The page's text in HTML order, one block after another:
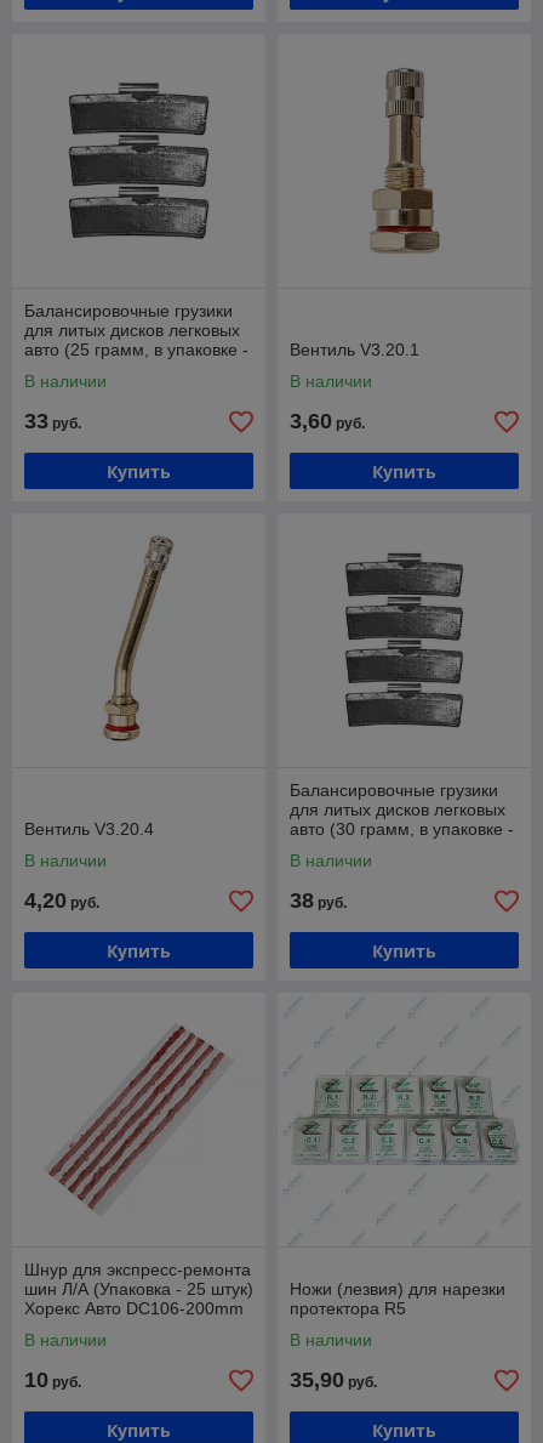
Балансировочные грузики
для литых дисков легковых
авто (25 грамм, в упаковке -
В наличии
33 руб.
Купить
Вентиль V3.20.1
В наличии
3,60 руб.
Купить
Вентиль V3.20.4
В наличии
4,20 руб.
Купить
Балансировочные грузики
для литых дисков легковых
авто (30 грамм, в упаковке -
В наличии
38 руб.
Купить
Шнур для экспресс-ремонта
шин Л/А (Упаковка - 25 штук)
Хорекс Авто DC106-200mm
В наличии
10 руб.
Купить
Ножи (лезвия) для нарезки
протектора R5
В наличии
35,90 руб.
Купить